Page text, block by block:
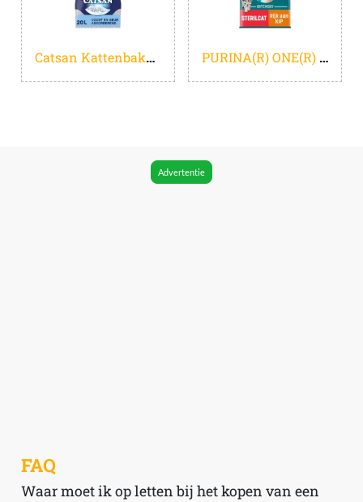
Catsan Kattenbakvulling - Hygiene Plus Geurabsorberend - 20 L PURINA(R) ONE(R) Sterilcat - Kattenbrokjes - Kip & Tarwe - 7.5 kg
Advertentie
FAQ
Waar moet ik op letten bij het kopen van een